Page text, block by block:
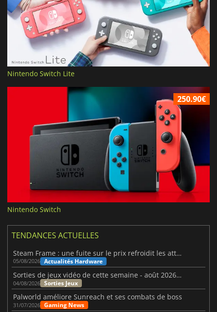
Nintendo Switch Lite
250.90€
Nintendo Switch
TENDANCES ACTUELLES
Steam Frame : une fuite sur le prix refroidit les attentes VR
05/08/2026 Actualités Hardware
Sorties de jeux vidéo de cette semaine - août 2026 (semaine 32)
04/08/2026 Sorties Jeux
Palworld améliore Sunreach et ses combats de boss
31/07/2026 Gaming News